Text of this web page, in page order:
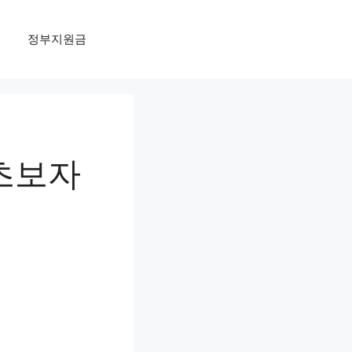
정부지원금
보자